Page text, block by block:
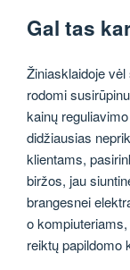
Gal tas
Žiniasklaidoje
rodomi
kainų
didžiausias
klientams,
biržos, jau
brangesnei
o
reiktų papildomo